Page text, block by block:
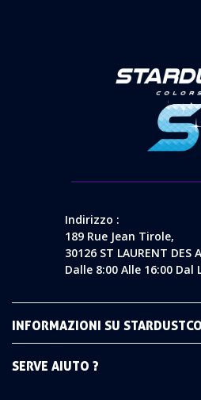
Indirizzo :
189 Rue Jean Tirole,
30126 ST LAURENT DES
Dalle 8:00 Alle 16:00 Dal
INFORMAZIONI SU
SERVE AIUTO ?